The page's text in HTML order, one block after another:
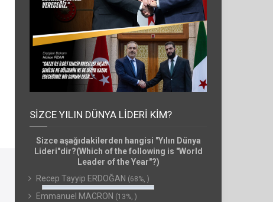
SIZCE YILIN DÜNYA LIDERI KIM?
Sizce aşağıdakilerden hangisi "Yılın Dünya
Lideri"dir?(Which of the following is "World
Leader of the Year"?)
Recep Tayyip ERDOĞAN (68%, )
Emmanuel MACRON (13%, )